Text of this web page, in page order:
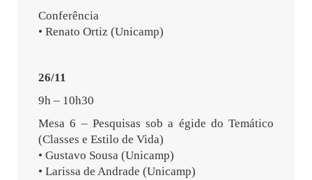
Conferência
• Renato Ortiz (Unicamp)
26/11
9h – 10h30
Mesa 6 – Pesquisas sob a égide do Temático
(Classes e Estilo de Vida)
• Gustavo Sousa (Unicamp)
• Larissa de Andrade (Unicamp)